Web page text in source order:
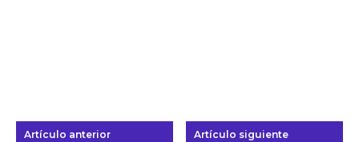
Artículo anterior Artículo siguiente